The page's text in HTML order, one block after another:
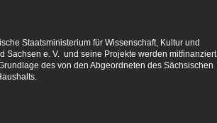
Staatsministerium für Wissenschaft, Kultur und
Sachsen e. V. und seine Projekte werden mitfinanziert
des von den Abgeordneten des Sächsischen